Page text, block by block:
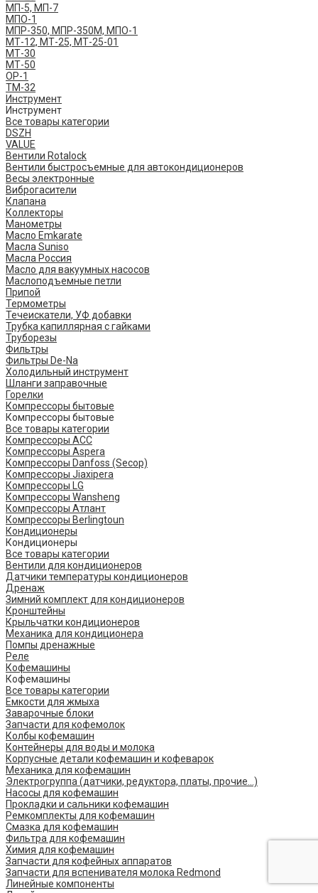
МП-5, МП-7
МПО-1
МПР-350, МПР-350М, МПО-1
МТ-12, МТ-25, МТ-25-01
МТ-30
МТ-50
ОР-1
ТМ-32
Инструмент
Инструмент
Все товары категории
DSZH
VALUE
Вентили Rotalock
Вентили быстросъемные для автокондиционеров
Весы электронные
Виброгасители
Клапана
Коллекторы
Манометры
Масло Emkarate
Масла Suniso
Масла Россия
Масло для вакуумных насосов
Маслоподъемные петли
Припой
Термометры
Течеискатели, УФ добавки
Трубка капиллярная с гайками
Труборезы
Фильтры
Фильтры De-Na
Холодильный инструмент
Шланги заправочные
Горелки
Компрессоры бытовые
Компрессоры бытовые
Все товары категории
Компрессоры ACC
Компрессоры Aspera
Компрессоры Danfoss (Secop)
Компрессоры Jiaxipera
Компрессоры LG
Компрессоры Wansheng
Компрессоры Атлант
Компрессоры Berlingtoun
Кондиционеры
Кондиционеры
Все товары категории
Вентили для кондиционеров
Датчики температуры кондиционеров
Дренаж
Зимний комплект для кондиционеров
Кронштейны
Крыльчатки кондиционеров
Механика для кондиционера
Помпы дренажные
Реле
Кофемашины
Кофемашины
Все товары категории
Емкости для жмыха
Заварочные блоки
Запчасти для кофемолок
Колбы кофемашин
Контейнеры для воды и молока
Корпусные детали кофемашин и кофеварок
Механика для кофемашин
Электрогруппа (датчики, редуктора, платы, прочие...)
Насосы для кофемашин
Прокладки и сальники кофемашин
Ремкомплекты для кофемашин
Смазка для кофемашин
Фильтра для кофемашин
Химия для кофемашин
Запчасти для кофейных аппаратов
Запчасти для вспенивателя молока Redmond
Линейные компоненты